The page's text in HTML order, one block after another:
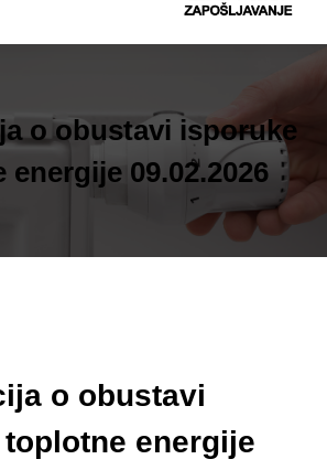
o obustavi isporuke
09.02.2026
o obustavi
energije